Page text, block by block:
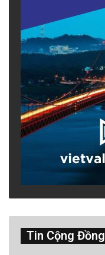
Tin Cộng Đồng